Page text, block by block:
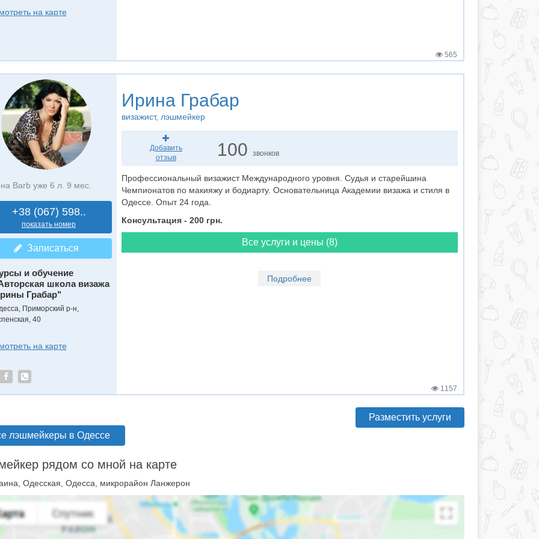
на карте
565
на Barb уже 6 л. 9 мес.
+38 (067) 598..
показать номер
Записаться
и обучение
школа визажа
Грабар"
Приморский р-н,
40
на карте
Ирина Грабар
визажист, лэшмейкер
Добавить
отзыв
100звонков
Профессиональный визажист Международного уровня. Судья и старейшина
Чемпионатов по макияжу и бодиарту. Основательница Академии визажа и стиля в
Одессе. Опыт 24 года.
Консультация - 200 грн.
Все услуги и цены (8)
Подробнее
1157
лэшмейкеры в Одессе
Разместить услуги
рядом со мной на карте
Одесская, Одесса, микрорайон Ланжерон